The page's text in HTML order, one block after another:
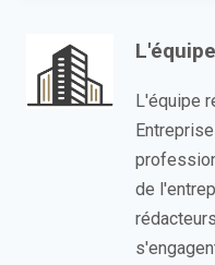
L'équipe
de